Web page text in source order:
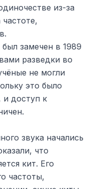
из-за
замечен в 1989
разведки во
не могли
это было
и доступ к
звука начались
что
кит. Его
частоты,